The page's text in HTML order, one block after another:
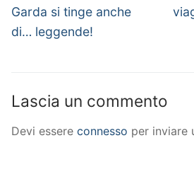
Garda si tinge anche
di… leggende!
Lascia un commento
Devi essere connesso per inviare